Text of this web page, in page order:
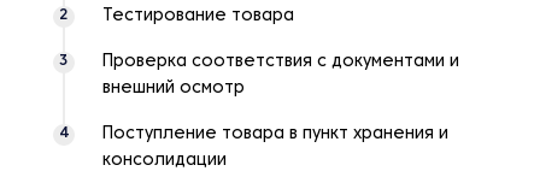
2 Тестирование товара
3
Проверка соответствия с документами и
внешний осмотр
4
Поступление товара в пункт хранения и
консолидации